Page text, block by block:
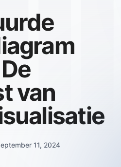
van
11, 2024